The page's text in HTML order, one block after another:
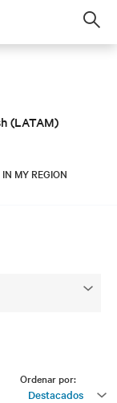
(LATAM)
MY REGION
Ordenar por:
Destacados